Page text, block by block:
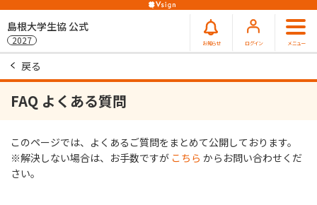
島根大学生協 公式
2027 お知らせ ログイン メニュー
戻る
FAQ よくある質問
このページでは、よくあるご質問をまとめて公開しております。
※解決しない場合は、お⼿数ですが こちら からお問い合わせくだ
さい。